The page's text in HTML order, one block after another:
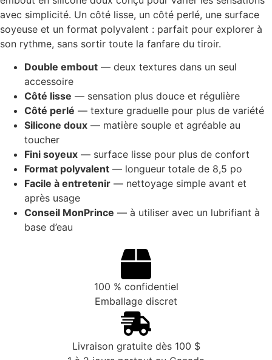
avec simplicité. Un côté lisse, un côté perlé, une surface
soyeuse et un format polyvalent : parfait pour explorer à
son rythme, sans sortir toute la fanfare du tiroir.
Double embout — deux textures dans un seul
accessoire
Côté lisse — sensation plus douce et régulière
Côté perlé — texture graduelle pour plus de variété
Silicone doux — matière souple et agréable au
toucher
Fini soyeux — surface lisse pour plus de confort
Format polyvalent — longueur totale de 8,5 po
Facile à entretenir — nettoyage simple avant et
après usage
Conseil MonPrince — à utiliser avec un lubrifiant à
base d’eau
100 % confidentiel
Emballage discret
Livraison gratuite dès 100 $